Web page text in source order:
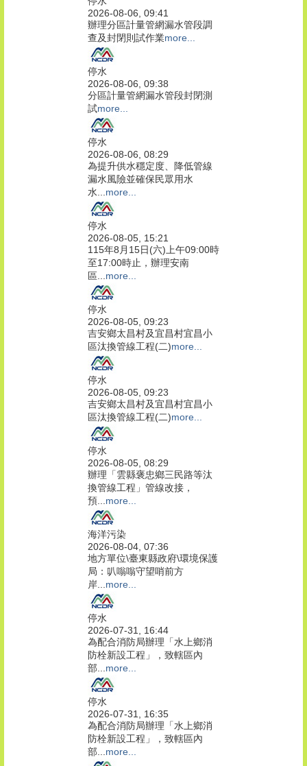
2026-08-06, 09:41
辦理分區計量管網漏水管段調
查及封閉則試作業more...
停水
2026-08-06, 09:38
分區計量管網漏水管段封閉測
試more...
停水
2026-08-06, 08:29
為提升供水穩定度、降低管線
漏水風險並確保民眾用水
水... more...
停水
2026-08-05, 15:21
115年8月15日(六)上午09:00時
至17:00時止，辦理安南
區... more...
停水
2026-08-05, 09:23
吉安鄉太昌村及宜昌村宜昌小
區汰換管線工程(二)more...
停水
2026-08-05, 09:23
吉安鄉太昌村及宜昌村宜昌小
區汰換管線工程(二)more...
停水
2026-08-05, 08:29
辦理「雲縣褒忠鄉三民路等汰
換管線工程」管線改接，
預... more...
海洋污染
2026-08-04, 07:36
地方單位\臺東縣政府\環境保護
局：叭嗡嗡守望哨前方
岸... more...
停水
2026-07-31, 16:44
為配合消防局辦理「水上鄉消
防栓新設工程」，致轄區內
部... more...
停水
2026-07-31, 16:35
為配合消防局辦理「水上鄉消
防栓新設工程」，致轄區內
部... more...